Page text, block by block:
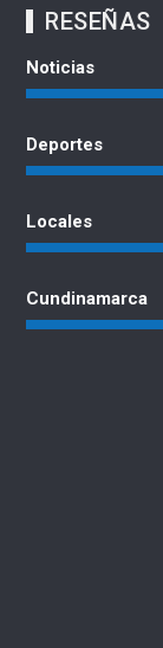
RESEÑAS
Noticias
Deportes
Locales
Cundinamarca